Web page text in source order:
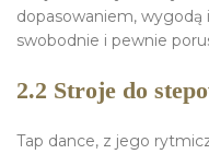
dopasowaniem, wygodą
swobodnie i pewnie
2.2 Stroje do
Tap dance, z jego